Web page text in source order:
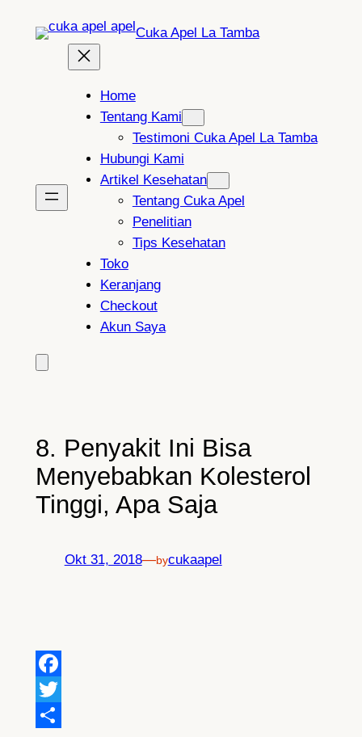
Cuka Apel La Tamba
Home
Tentang Kami
Testimoni Cuka Apel La Tamba
Hubungi Kami
Artikel Kesehatan
Tentang Cuka Apel
Penelitian
Tips Kesehatan
Toko
Keranjang
Checkout
Akun Saya
8. Penyakit Ini Bisa
Menyebabkan Kolesterol
Tinggi, Apa Saja
Okt 31, 2018—bycukaapel
Facebook
Twitter